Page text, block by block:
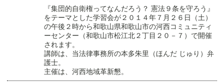
『集団的自衛権ってなんだろう？ 憲法９条を守ろう』
をテーマとした学習会が２０１４年７月２６日（土）
の午後２時から和歌山県和歌山市の河西コミュニティ
ーセンター（和歌山市松江北２丁目２０－７）で開催
されます。
講師は、当法律事務所の本多朱里（ほんだ じゅり）弁
護士。
主催は、河西地域革新懇。